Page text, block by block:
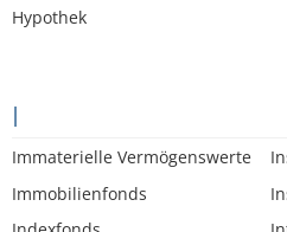
Hypothek
I
Immaterielle Vermögenswerte
Immobilienfonds